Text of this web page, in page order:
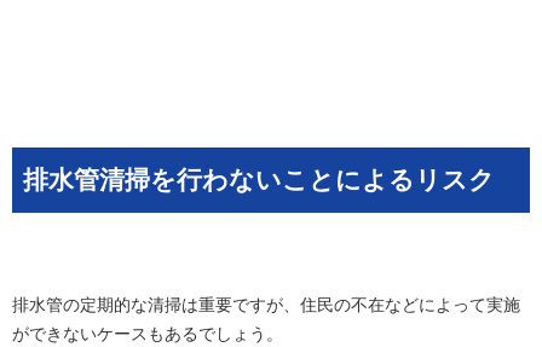
排水管清掃を行わないことによるリスク
排水管の定期的な清掃は重要ですが、住民の不在などによって実施
ができないケースもあるでしょう。